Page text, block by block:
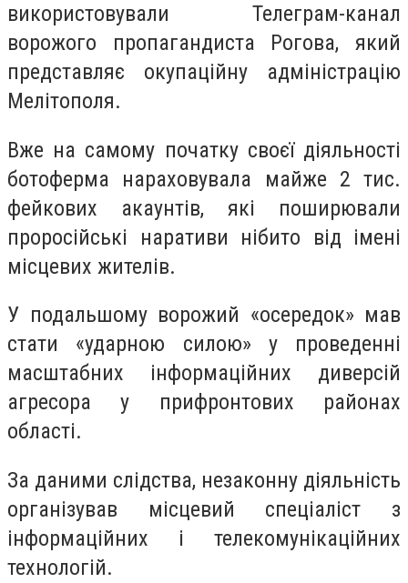
використовували Телеграм-канал
ворожого пропагандиста Рогова, який
представляє окупаційну адміністрацію
Мелітополя.
Вже на самому початку своєї діяльності
ботоферма нараховувала майже 2 тис.
фейкових акаунтів, які поширювали
проросійські наративи нібито від імені
місцевих жителів.
У подальшому ворожий «осередок» мав
стати «ударною силою» у проведенні
масштабних інформаційних диверсій
агресора у прифронтових районах
області.
За даними слідства, незаконну діяльність
організував місцевий спеціаліст з
інформаційних і телекомунікаційних
технологій.